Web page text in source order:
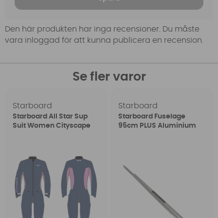
Den här produkten har inga recensioner. Du måste
vara inloggad för att kunna publicera en recension.
Se fler varor
Starboard
Starboard All Star Sup
Suit Women Cityscape
Starboard
Starboard Fuselage
95cm PLUS Aluminium